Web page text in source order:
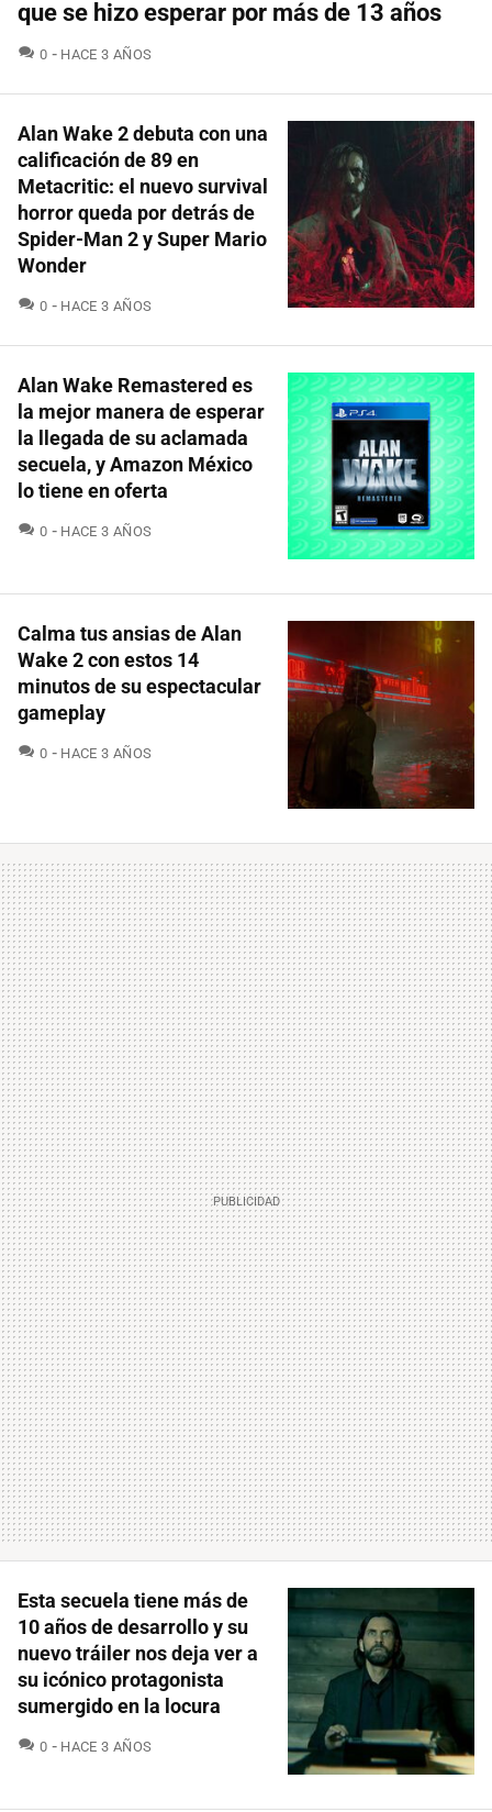
que se hizo esperar por más de 13 años
0 COMENTARIOS
HACE 3 AÑOS
Alan Wake 2 debuta con una
calificación de 89 en
Metacritic: el nuevo survival
horror queda por detrás de
Spider-Man 2 y Super Mario
Wonder
0 COMENTARIOS
HACE 3 AÑOS
Alan Wake Remastered es
la mejor manera de esperar
la llegada de su aclamada
secuela, y Amazon México
lo tiene en oferta
0 COMENTARIOS
HACE 3 AÑOS
Calma tus ansias de Alan
Wake 2 con estos 14
minutos de su espectacular
gameplay
0 COMENTARIOS
HACE 3 AÑOS
Esta secuela tiene más de
10 años de desarrollo y su
nuevo tráiler nos deja ver a
su icónico protagonista
sumergido en la locura
0 COMENTARIOS
HACE 3 AÑOS